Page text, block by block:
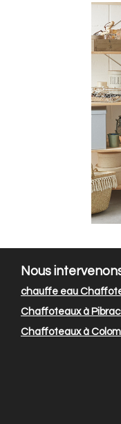
Nous
chauffe eau
Chaffoteaux à Pibrac
Chaffoteaux à